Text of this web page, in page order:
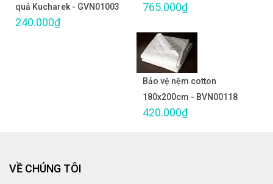
quả Kucharek - GVN01003
240.000₫
765.000₫
Bảo vệ nệm cotton
180x200cm - BVN00118
420.000₫
VỀ CHÚNG TÔI